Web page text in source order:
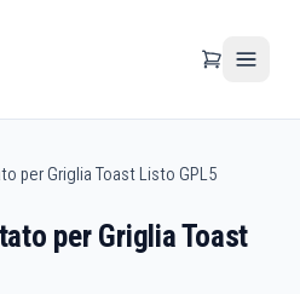
per Griglia Toast Listo GPL5
per Griglia Toast